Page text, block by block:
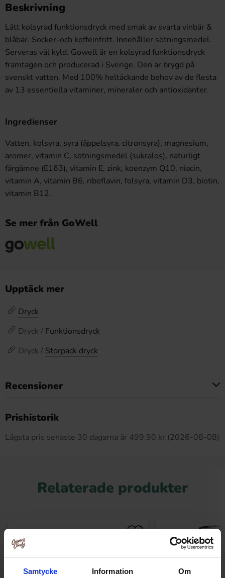
Samtycke Information Om
Beskrivning
Lätt kolsyrad funktionsdryck med smak av svarta vinbär &
blåbär. Socker-och koffeinfritt. Innehåller sötningsmedel.
Serveras väl kyld. Gowell är en kolsyrad funktionsdryck
framtagen och producerad i Sverige. Den är brygd på
svenskt vatten. Med 100% heltäckande behov av de flesta
av 13 essentiella vitaminer, mineraler och antioxidanter.
Ingredienser
Vatten, kolsyra, syra (äppelsyra, citronsyra), magnesium,
aromer, vitamin C, sötningsmedel (sukralos), naturligt
färgämne (E163), vitamin E, zink, koenzym Q10, niacin,
vitamin A, vitamin B6, riboflavin, folsyra, vitamin D3, biotin,
vitamin B12.
Se mer från GoWell
Upptäck mer
Dryck
Dryck / Funktionsdryck
Dryck / Storpack dryck
Recensioner
Prishistorik
Lägsta pris senaste 30 dagarna är 499.90 kr (2026-08-08)
Relaterade produkter